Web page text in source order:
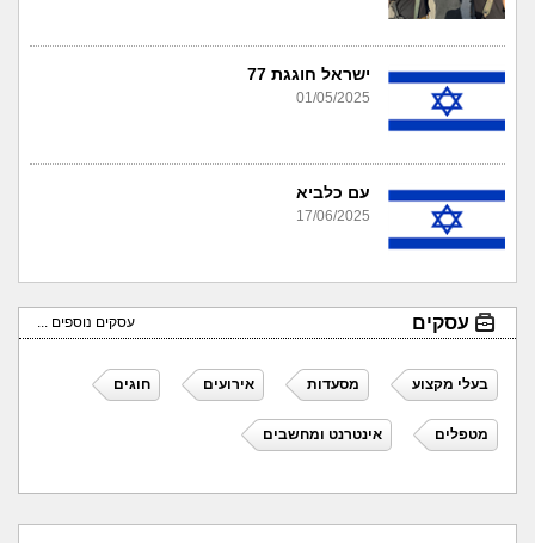
ישראל חוגגת 77
01/05/2025
עם כלביא
17/06/2025
עסקים עסקים נוספים ...
בעלי מקצוע מסעדות אירועים חוגים
מטפלים אינטרנט ומחשבים